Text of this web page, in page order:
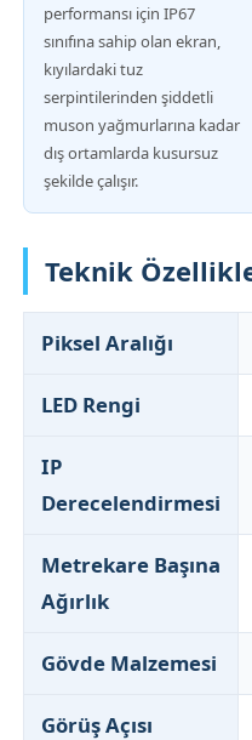
LED ızgara ekranı
şeffaf ekran
performansı için IP67
sınıfına sahip olan ekran,
kıyılardaki tuz
serpintilerinden şiddetli
muson yağmurlarına kadar
dış ortamlarda kusursuz
şekilde çalışır.
Teknik
Piksel Aralığı
LED Rengi
IP
Derecelendirmesi
Metrekare Başına
Ağırlık
Gövde Malzemesi
Görüş Açısı